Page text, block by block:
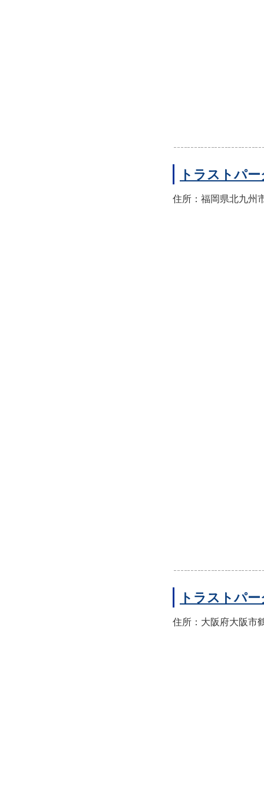
トラストパ
住所：福岡県北九州
トラストパ
住所：大阪府大阪市